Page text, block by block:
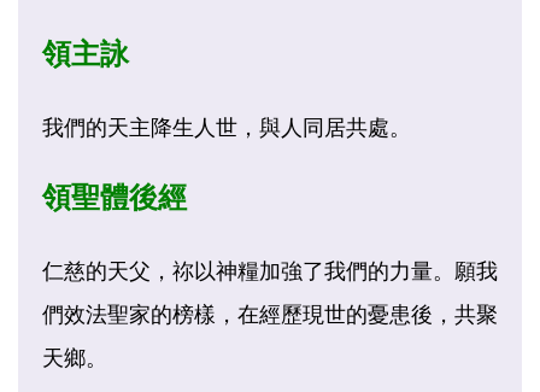
領主詠
我們的天主降生人世，與人同居共處。
領聖體後經
仁慈的天父，祢以神糧加強了我們的力量。願我
們效法聖家的榜樣，在經歷現世的憂患後，共聚
天鄉。